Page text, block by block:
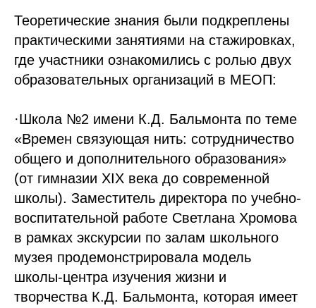
Теоретические знания были подкреплены
практическими занятиями на стажировках,
где участники ознакомились с ролью двух
образовательных организаций в МЕОП:
·Школа №2 имени К.Д. Бальмонта по теме
«Времен связующая нить: сотрудничество
общего и дополнительного образования»
(от гимназии XIX века до современной
школы). Заместитель директора по учебно-
воспитательной работе Светлана Хромова
в рамках экскурсии по залам школьного
музея продемонстрировала модель
школы-центра изучения жизни и
творчества К.Д. Бальмонта, которая имеет